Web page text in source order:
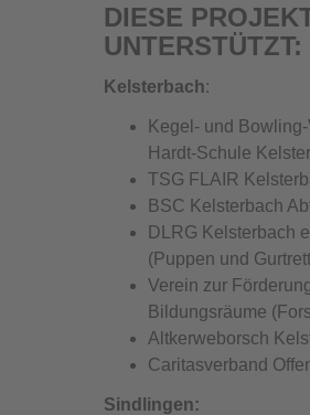
DIESE
UNTERSTÜTZT:
Kelsterbach:
Kegel- und
Hardt-Schule
TSG FLAIR
BSC Kelsterbach
DLRG Kelsterbach
(Puppen und
Verein zur
Bildungsräume
Altkerweborsch
Caritasverband
Sindlingen: